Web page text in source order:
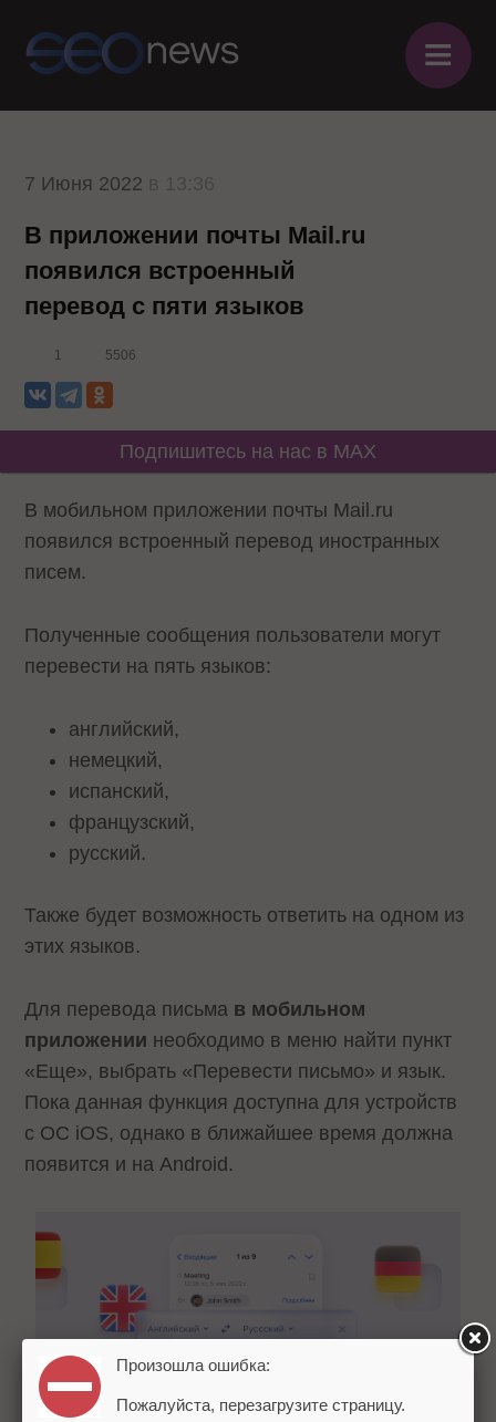
≡
7 Июня 2022
В приложении почты Mail.ru
появился встроенный
перевод с пяти языков
1 5506
Подпишитесь на нас в MAX
В мобильном приложении почты Mail.ru
появился встроенный перевод иностранных
писем.
Полученные сообщения пользователи могут
перевести на пять языков:
английский,
немецкий,
испанский,
французский,
русский.
Также будет возможность ответить на одном из
этих языков.
Для перевода письма в мобильном
приложении необходимо в меню найти пункт
«Еще», выбрать «Перевести письмо» и язык.
Пока данная функция доступна для устройств
с ОС iOS, однако в ближайшее время должна
появится и на Android.
Произошла ошибка:
Пожалуйста, перезагрузите страницу.